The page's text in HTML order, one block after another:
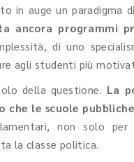
in auge un paradigma
ancora programmi
di uno
agli studenti più
della questione. La
che le scuole
non solo
la classe politica.